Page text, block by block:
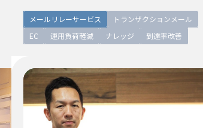
メールリレーサービス
トランザクションメール
EC
運用負荷軽減 ナレッジ 到達率改善
メールリレーサービス
トランザクションメール
EC
運用負荷軽減 ナレッジ 到達率改善